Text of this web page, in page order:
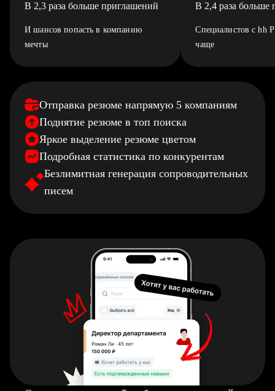
В 2,3 раза больше приглашений
И шансов попасть в компанию
мечты
В 2,4 раза больше
Специалистов с hh
чаще
Отправка резюме напрямую 5 компаниям
Поднятие резюме в топ поиска
Яркое выделение резюме цветом
Подробная статистика по конкурентам
Безлимитная генерация сопроводительных
писем